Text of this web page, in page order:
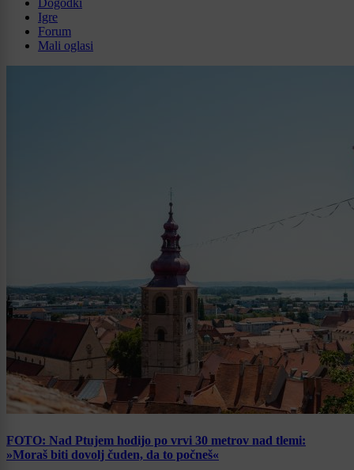
Igre
Forum
Mali oglasi
FOTO: Nad Ptujem hodijo po vrvi 30 metrov nad tlemi:
»Moraš biti dovolj čuden, da to počneš«